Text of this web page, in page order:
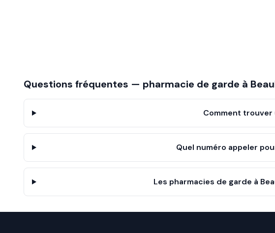
Questions fréquentes — pharmacie de garde à
Comment trouver
Quel numéro appeler
Les pharmacies de garde à